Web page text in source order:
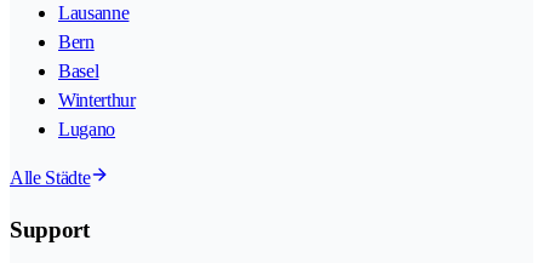
Lausanne
Bern
Basel
Winterthur
Lugano
Alle Städte
Support